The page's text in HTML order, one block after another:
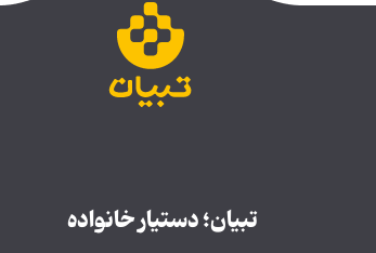
تبیان؛ دستیار خانواده